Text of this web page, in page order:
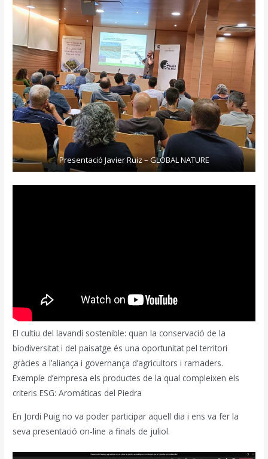
Presentació Javier Ruiz – GLOBAL NATURE
El cultiu del lavandí sostenible: quan la conservació de la
biodiversitat i del paisatge és una oportunitat pel territori
gràcies a l’aliança i governança d’agricultors i ramaders.
Exemple d’empresa els productes de la qual compleixen els
criteris ESG: Aromáticas del Piedra
En Jordi Puig no va poder participar aquell dia i ens va fer la
seva presentació on-line a finals de juliol.